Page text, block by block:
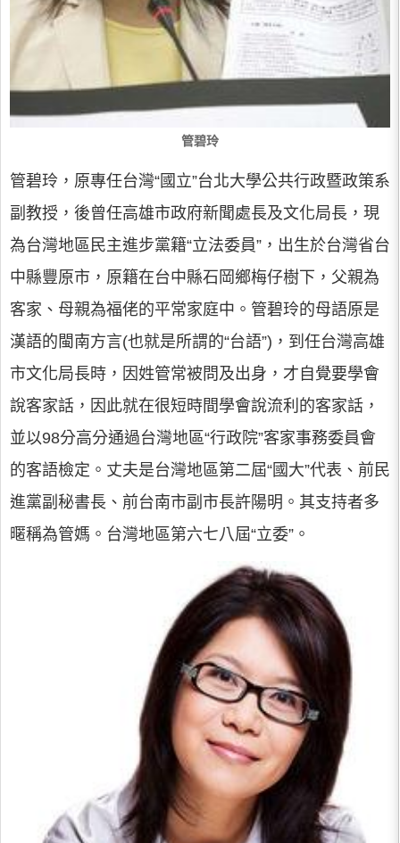
管碧玲
管碧玲，原專任台灣“國立”台北大學公共行政暨政策系
副教授，後曾任高雄市政府新聞處長及文化局長，現
為台灣地區民主進步黨籍“立法委員”，出生於台灣省台
中縣豐原市，原籍在台中縣石岡鄉梅仔樹下，父親為
客家、母親為福佬的平常家庭中。管碧玲的母語原是
漢語的閩南方言(也就是所謂的“台語”)，到任台灣高雄
市文化局長時，因姓管常被問及出身，才自覺要學會
說客家話，因此就在很短時間學會說流利的客家話，
並以98分高分通過台灣地區“行政院”客家事務委員會
的客語檢定。丈夫是台灣地區第二屆“國大”代表、前民
進黨副秘書長、前台南市副市長許陽明。其支持者多
暱稱為管媽。台灣地區第六七八屆“立委”。